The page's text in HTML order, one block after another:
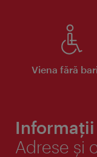
Viena fără
Adrese și